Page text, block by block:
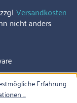
Versandkosten
nicht anders
Erfahrung
...